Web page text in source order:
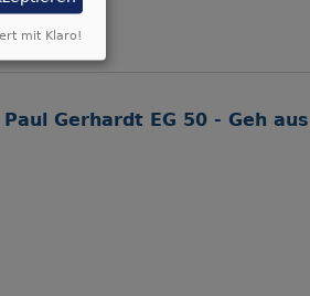
Gerhardt EG 50 - Geh
mit Klaro!